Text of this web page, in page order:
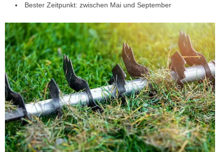
Bester Zeitpunkt: zwischen Mai und September